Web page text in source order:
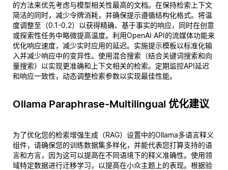
的方法来优先考虑与模型相关性最高的文档。在保持检索上下文
简洁的同时，减少令牌消耗，并确保提示遵循结构化格式。将温
度调整至（0.1-0.2）以获得精确、基于事实的响应，同时在创意
或探索性任务中略微提高温度。利用OpenAI API的流媒体功能来
优化响应速度，减少实时应用的延迟。实施提示模板以标准化输
入并减少响应中的变异性。使用混合搜索（结合关键词搜索和向
量搜索）以实现更准确和上下文相关的检索。定期监控API延迟
和响应一致性，动态调整检索参数以实现最佳性能。
Ollama Paraphrase-Multilingual 优化建议
为了优化您的检索增强生成（RAG）设置中的Ollama多语言释义
组件，请确保您的训练数据集多样化，并能代表您打算支持的语
言和方言，因为这可以提高在不同语境下的释义准确性。使用领
域特定数据进行迁移学习，以提高在小众主题上的表现。根据验